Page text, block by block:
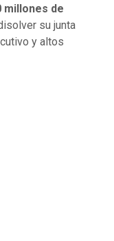
millones de
su junta
y altos